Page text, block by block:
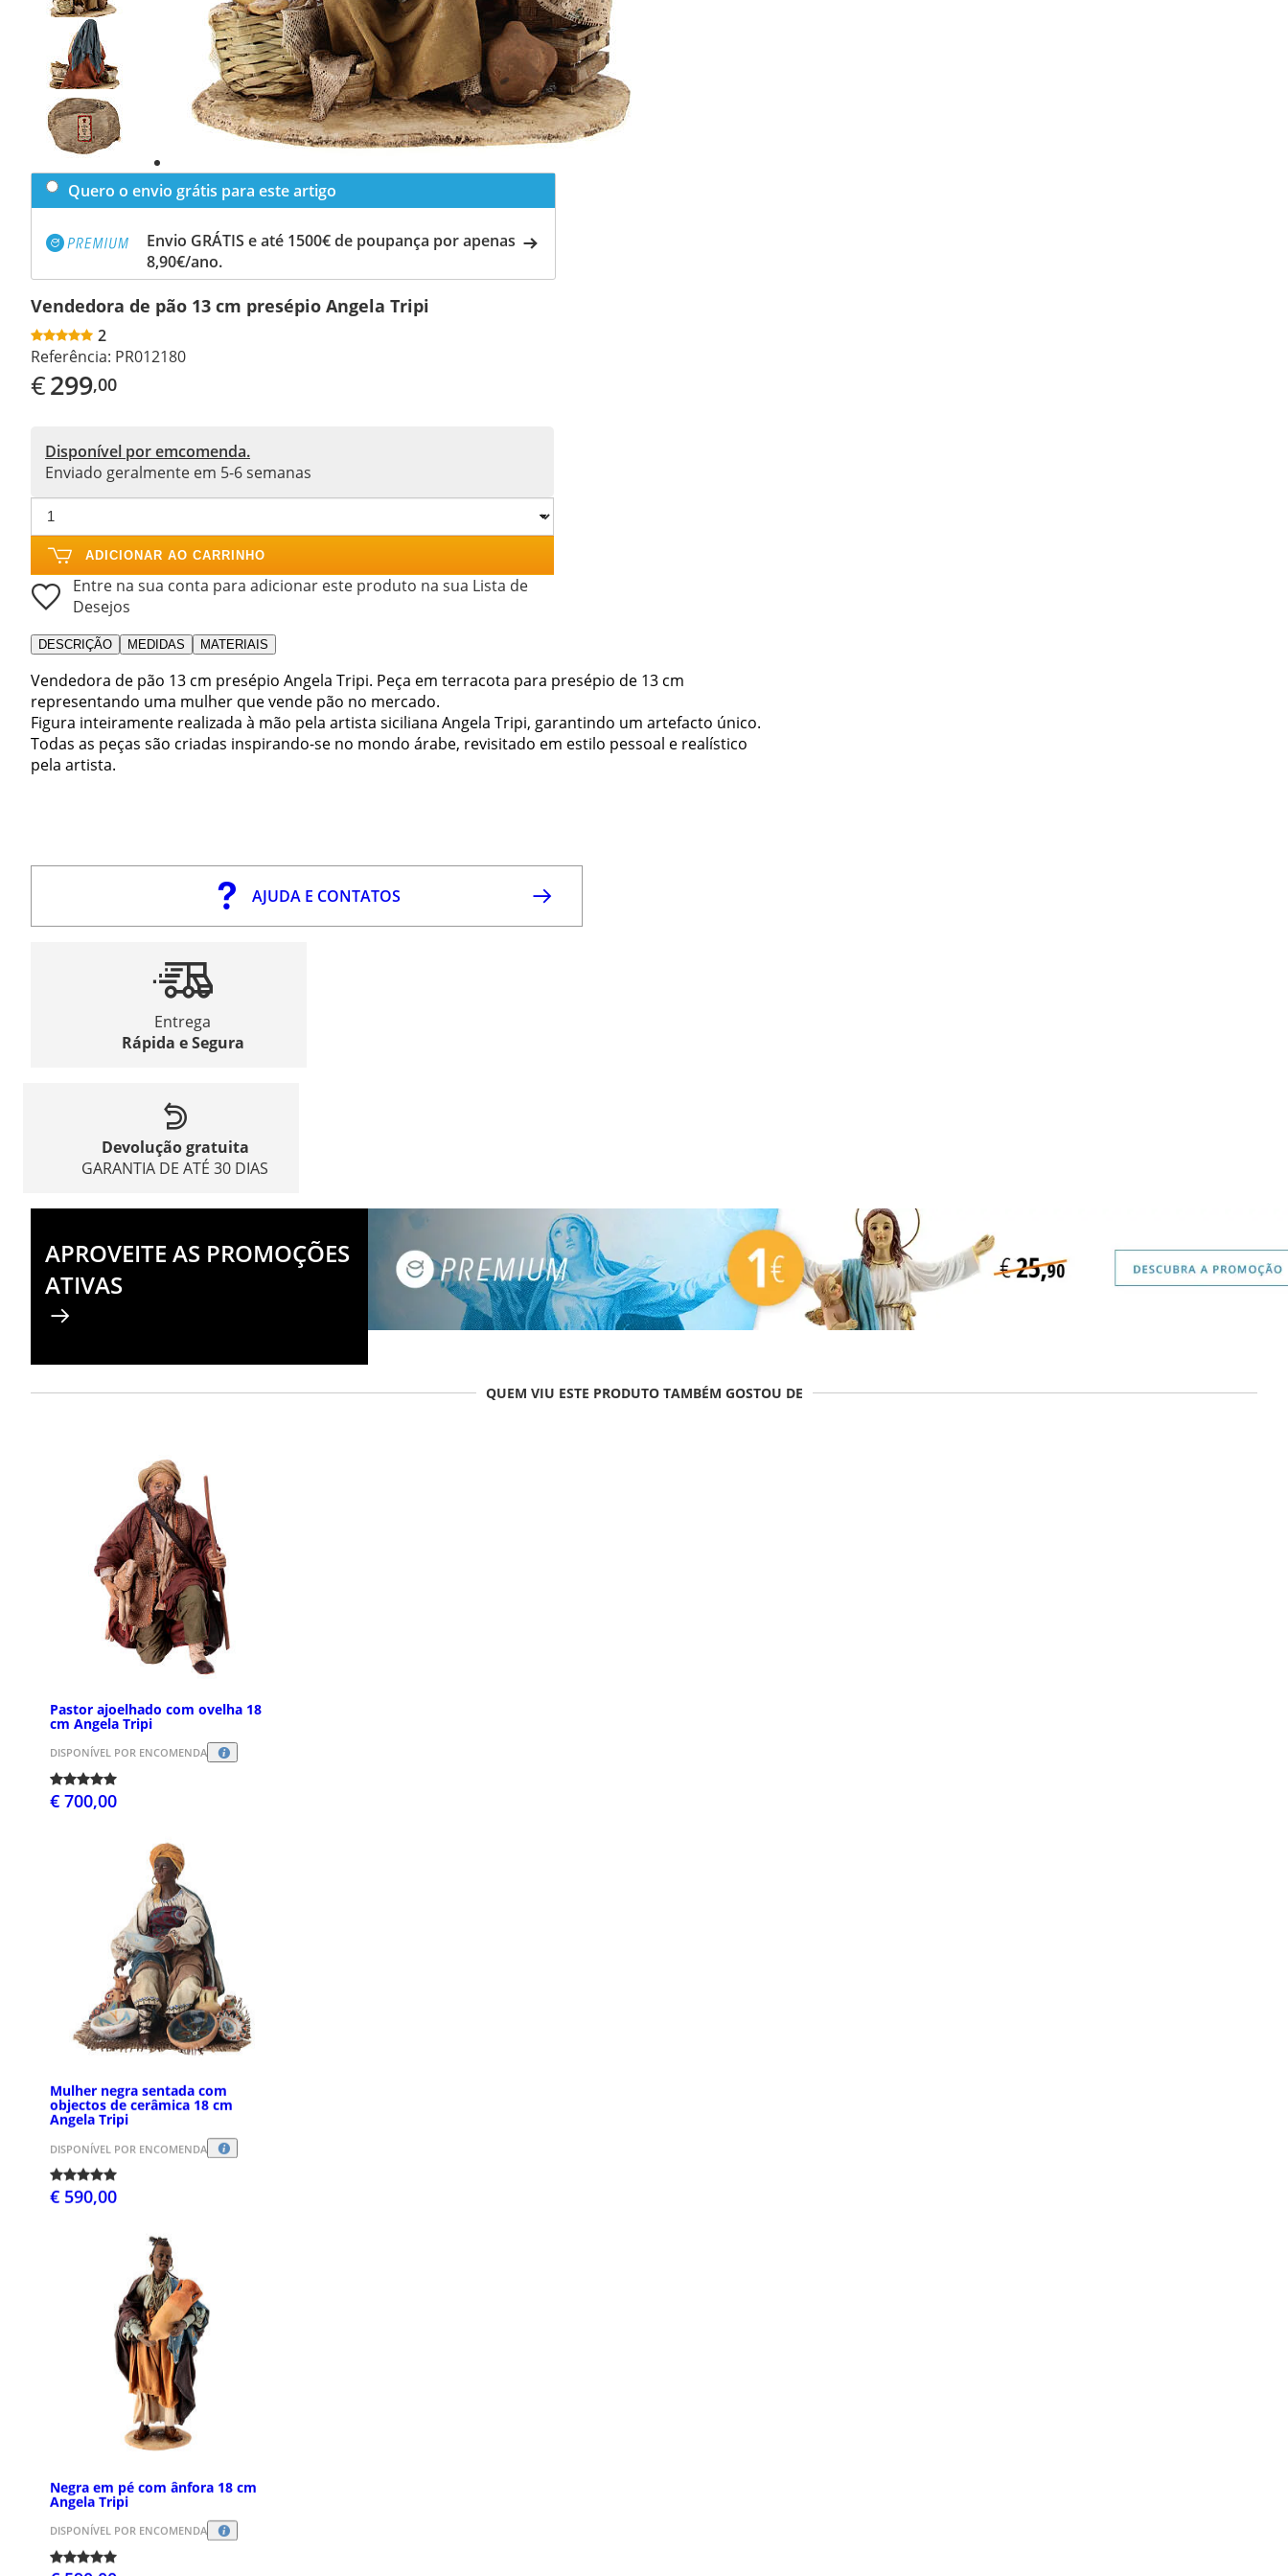
Previous
slide
Next
slide
Quero o envio grátis para este artigo
Envio GRÁTIS e até 1500€ de poupança por apenas
8,90€/ano.
Vendedora de pão 13 cm presépio Angela Tripi
2
Referência: PR012180
€299,00
Disponível por emcomenda.
Enviado geralmente em 5-6 semanas
ADICIONAR AO CARRINHO
Entre na sua conta para adicionar este produto na sua Lista de
Desejos
DESCRIÇÃO MEDIDAS MATERIAIS
Vendedora de pão 13 cm presépio Angela Tripi. Peça em terracota para presépio de 13 cm
representando uma mulher que vende pão no mercado.
Figura inteiramente realizada à mão pela artista siciliana Angela Tripi, garantindo um artefacto único.
Todas as peças são criadas inspirando-se no mondo árabe, revisitado em estilo pessoal e realístico
pela artista.
AJUDA E CONTATOS
Entrega
Rápida e Segura
Devolução gratuita
GARANTIA DE ATÉ 30 DIAS
APROVEITE AS PROMOÇÕES
ATIVAS
QUEM VIU ESTE PRODUTO TAMBÉM GOSTOU DE
Pastor ajoelhado com ovelha 18
cm Angela Tripi
DISPONÍVEL POR ENCOMENDA
€ 700,00
Mulher negra sentada com
objectos de cerâmica 18 cm
Angela Tripi
DISPONÍVEL POR ENCOMENDA
€ 590,00
Negra em pé com ânfora 18 cm
Angela Tripi
DISPONÍVEL POR ENCOMENDA